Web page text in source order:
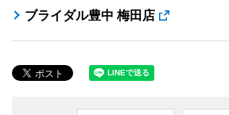
ブライダル豊中 梅田店